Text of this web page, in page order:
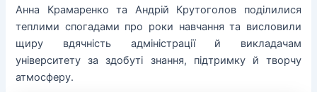
Анна Крамаренко та Андрій Крутоголов поділилися
теплими спогадами про роки навчання та висловили
щиру вдячність адміністрації й викладачам
університету за здобуті знання, підтримку й творчу
атмосферу.